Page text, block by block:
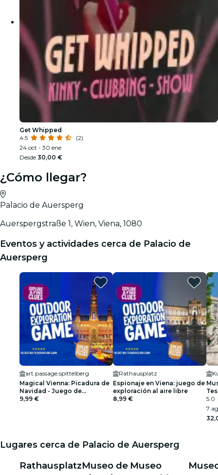
Get Whipped
4.5
(2)
24 oct - 30 ene
Desde 30,00 €
¿Cómo llegar?
Palacio de Auersperg
Auerspergstraße 1, Wien, Viena, 1080
Eventos y actividades cerca de Palacio de
Auersperg
art.passage.spittelberg
Magical Vienna: Picadura de
Navidad - Juego de
exploración al aire libre
9,99 €
Rathausplatz
Espionaje en Viena: juego de
exploración al aire libre
8,99 €
5.0
7
Lugares cerca de Palacio de Auersperg
RathausplatzMuseo de Museo